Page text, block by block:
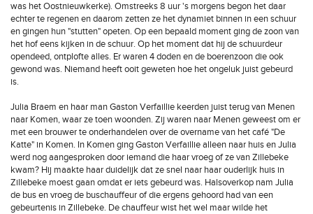
was het Oostnieuwkerke). Omstreeks 8 uur 's morgens begon het daar
echter te regenen en daarom zetten ze het dynamiet binnen in een schuur
en gingen hun "stutten" opeten. Op een bepaald moment ging de zoon van
het hof eens kijken in de schuur. Op het moment dat hij de schuurdeur
opendeed, ontplofte alles. Er waren 4 doden en de boerenzoon die ook
gewond was. Niemand heeft ooit geweten hoe het ongeluk juist gebeurd
is.
Julia Braem en haar man Gaston Verfaillie keerden juist terug van Menen
naar Komen, waar ze toen woonden. Zij waren naar Menen geweest om er
met een brouwer te onderhandelen over de overname van het café "De
Katte" in Komen. In Komen ging Gaston Verfaillie alleen naar huis en Julia
werd nog aangesproken door iemand die haar vroeg of ze van Zillebeke
kwam? Hij maakte haar duidelijk dat ze snel naar haar ouderlijk huis in
Zillebeke moest gaan omdat er iets gebeurd was. Halsoverkop nam Julia
de bus en vroeg de buschauffeur of die ergens gehoord had van een
gebeurtenis in Zillebeke. De chauffeur wist het wel maar wilde het